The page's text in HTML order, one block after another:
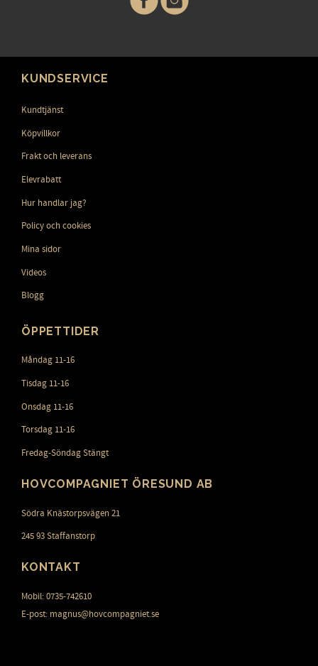
KUNDSERVICE
Kundtjänst
Köpvillkor
Frakt och leverans
Elevrabatt
Hur handlar jag?
Policy och cookies
Mina sidor
Videos
Blogg
ÖPPETTIDER
Måndag 11-16
Tisdag 11-16
Onsdag 11-16
Torsdag 11-16
Fredag-Söndag Stängt
HOVCOMPAGNIET ÖRESUND AB
Södra Knästorpsvägen 21
245 93 Staffanstorp
KONTAKT
Mobil: 0735-742610
E-post: magnus@hovcompagniet.se